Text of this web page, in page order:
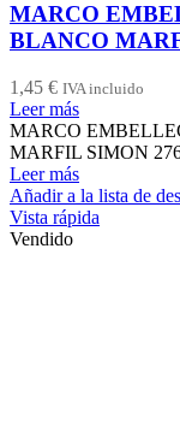
MARCO
BLANCO
1,45 € IVA incluido
Leer más
MARCO
MARFIL SIMON
Leer más
Añadir a la lista de
Vista rápida
Vendido